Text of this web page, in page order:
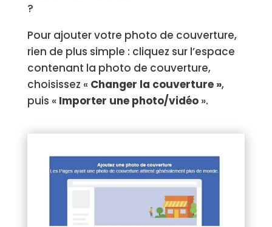
?
Pour ajouter votre photo de couverture,
rien de plus simple : cliquez sur l’espace
contenant la photo de couverture,
choisissez «Changer la couverture »,
puis « Importer une photo/vidéo».